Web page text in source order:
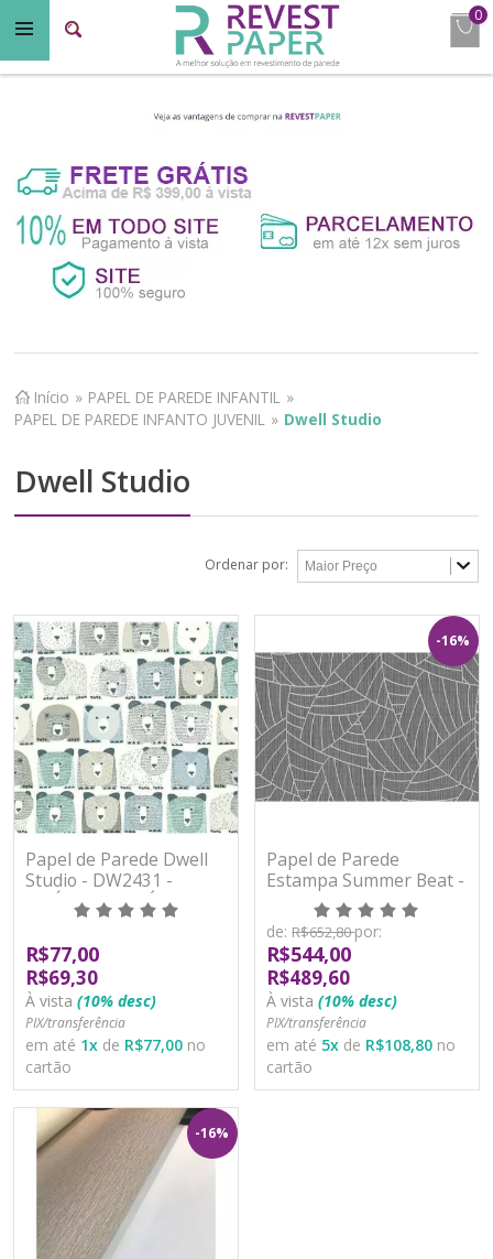
0
Início » PAPEL DE PAREDE INFANTIL »
PAPEL DE PAREDE INFANTO JUVENIL » Dwell Studio
Dwell Studio
Ordenar por:
Papel de Parede Dwell
Studio - DW2431 -
VINÍLICO - LAVÁVEL
R$77,00
R$69,30
À vista (10% desc)
PIX/transferência
em até 1x de R$77,00 no
cartão
-16%
Papel de Parede
Estampa Summer Beat -
5427-15 -
Emborrachado -TNT
de: R$652,80por:
R$544,00
R$489,60
À vista (10% desc)
PIX/transferência
em até 5x de R$108,80 no
cartão
-16%